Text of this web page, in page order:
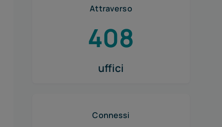
Attraverso
408
uffici
Connessi